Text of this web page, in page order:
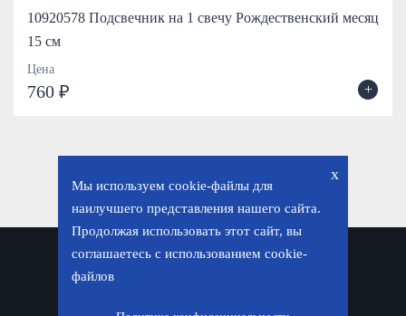
10920578 Подсвечник на 1 свечу Рождественский месяц
15 см
Цена
760 ₽ +
x
Мы используем cookie-файлы для
наилучшего представления нашего сайта.
Продолжая использовать этот сайт, вы
соглашаетесь с использованием cookie-
файлов